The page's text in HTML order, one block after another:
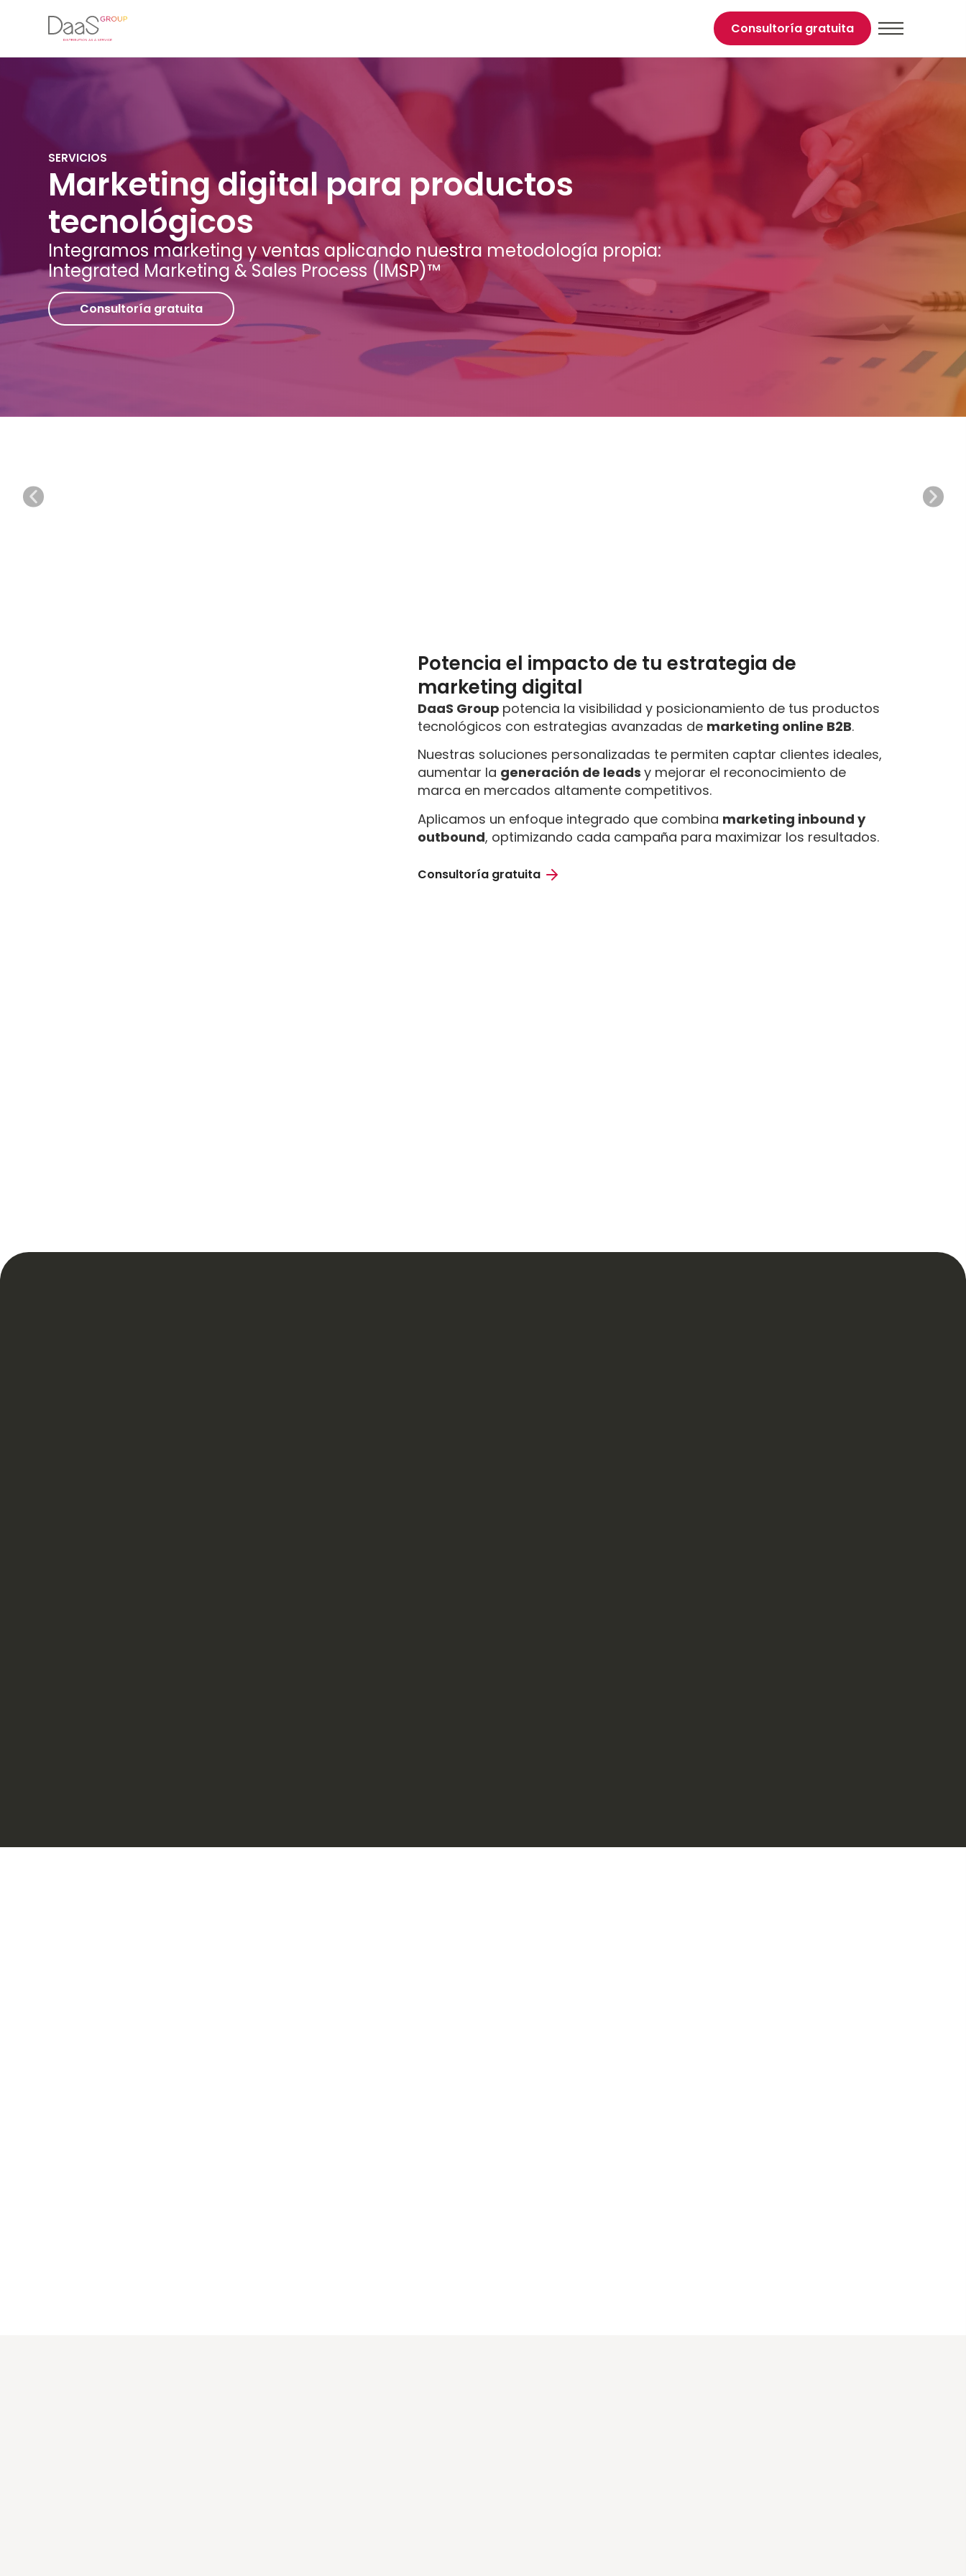
Consultoría gratuita
SERVICIOS
Marketing digital para productos
tecnológicos
Integramos marketing y ventas aplicando nuestra metodología propia:
Integrated Marketing & Sales Process (IMSP)™
Consultoría gratuita
Potencia el impacto de tu estrategia de
marketing digital
DaaS Group potencia la visibilidad y posicionamiento de tus productos
tecnológicos con estrategias avanzadas de marketing online B2B.
Nuestras soluciones personalizadas te permiten captar clientes ideales,
aumentar la generación de leadsy mejorar el reconocimiento de
marca en mercados altamente competitivos.
Aplicamos un enfoque integrado que combina marketing inbound y
outbound, optimizando cada campaña para maximizar los resultados.
Consultoría gratuita